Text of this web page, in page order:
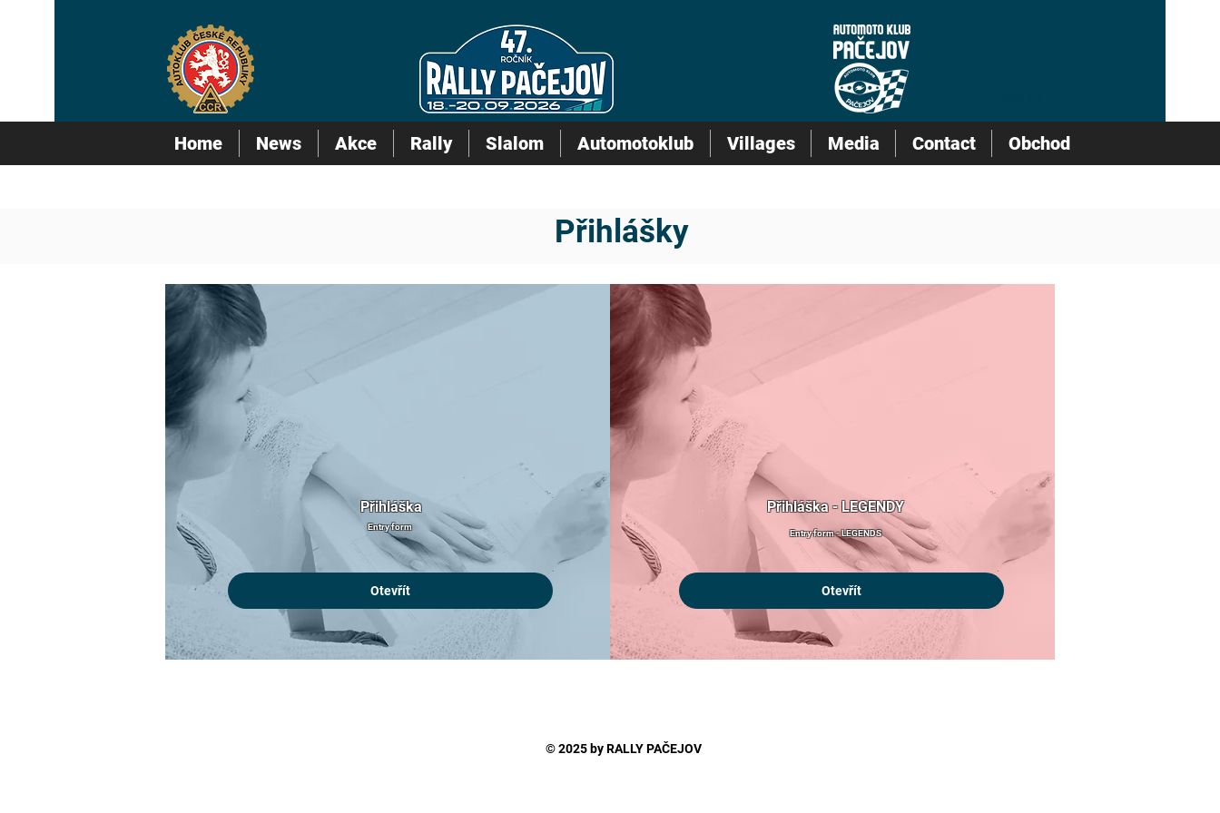
Home News Akce Rally Slalom Automotoklub Villages Media Contact Obchod
Přihlášky
Přihláška
Entry form
Otevřít
Přihláška - LEGENDY
Entry form - LEGENDS
Otevřít
© 2025 by RALLY PAČEJOV